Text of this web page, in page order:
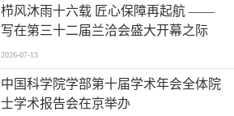
栉风沐雨十六载 匠心保障再起航 ——
写在第三十二届兰洽会盛大开幕之际
2026-07-13
中国科学院学部第十届学术年会全体院
士学术报告会在京举办